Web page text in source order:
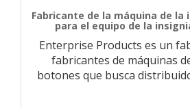
Fabricante de la máquina de la
para el equipo de la
Enterprise Products es un
fabricantes de máquinas
botones que busca